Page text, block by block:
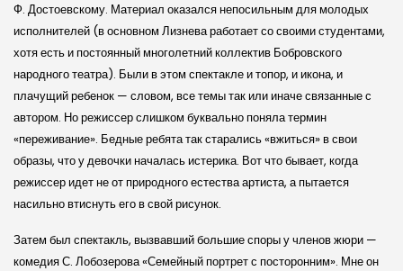
Ф. Достоев­скому. Материал оказался непосильным для молодых
исполнителей (в основном Лизнева работает со своими студентами,
хотя есть и постоянный многолетний коллектив Бобров­ского
народного театра). Были в этом спектакле и топор, и икона, и
плачущий ребенок — словом, все темы так или иначе связанные с
автором. Но режиссер слишком буквально поняла термин
«переживание». Бедные ребята так старались «вжиться» в свои
образы, что у девочки началась истерика. Вот что бывает, когда
режиссер идет не от природного естества артиста, а пытается
насильно втиснуть его в свой рисунок.
Затем был спектакль, вызвавший большие споры у членов жюри —
комедия С. Лобозерова «Семейный портрет с посторонним». Мне он